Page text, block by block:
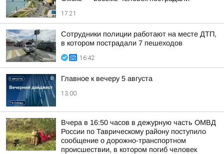
17:21
Сотрудники полиции работают на месте ДТП,
в котором пострадали 7 пешеходов
16:42
Главное к вечеру 5 августа
13:00
Вчера в 16:50 часов в дежурную часть ОМВД
России по Таврическому району поступило
сообщение о дорожно-транспортном
происшествии, в котором погиб человек